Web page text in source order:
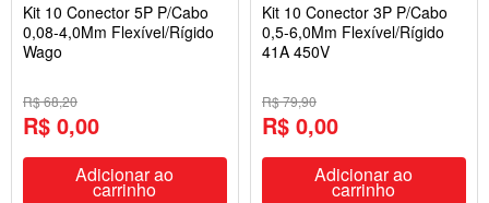
Kit 10 Conector 5P P/Cabo
0,08-4,0Mm Flexível/Rígido
Wago
R$ 68,20
R$ 0,00
Adicionar ao
carrinho
Kit 10 Conector 3P P/Cabo
0,5-6,0Mm Flexível/Rígido
41A 450V
R$ 79,90
R$ 0,00
Adicionar ao
carrinho